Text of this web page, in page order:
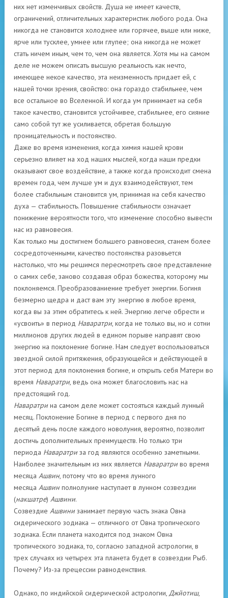
них нет изменчивых свойств. Душа не имеет качеств,
ограничений, отличительных характеристик любого рода. Она
никогда не становится холоднее или горячее, выше или ниже,
ярче или тусклее, умнее или глупее; она никогда не может
стать ничем иным, чем то, чем она является. Хотя мы на самом
деле не можем описать высшую реальность как нечто,
имеющее некое качество, эта неизменность придает ей, с
нашей точки зрения, свойство: она гораздо стабильнее, чем
все остальное во Вселенной. И когда ум принимает на себя
такое качество, становится устойчивее, стабильнее, его сияние
само собой тут же усиливается, обретая большую
проницательность и постоянство.
Даже во время изменения, когда химия нашей крови
серьезно влияет на ход наших мыслей, когда наши предки
оказывают свое воздействие, а также когда происходит смена
времен года, чем лучше ум и дух взаимодействуют, тем
более стабильным становится ум, принимая на себя качество
духа — стабильность. Повышение стабильности означает
понижение вероятности того, что изменение способно вывести
нас из равновесия.
Как только мы достигнем большего равновесия, станем более
сосредоточенными, качество постоянства разовьется
настолько, что мы решимся пересмотреть свое представление
о самих себе, заново создавая образ божества, которому мы
поклоняемся. Преобразованиение требует энергии. Богиня
безмерно щедра и даст вам эту энергию в любое время,
когда вы за этим обратитесь к ней. Энергию легче обрести и
«усвоить» в период Наваратри, когда не только вы, но и сотни
миллионов других людей в едином порыве направят свою
энергию на поклонение богине. Нам следует воспользоваться
звездной силой притяжения, образующейся и действующей в
этот период для поклонения богине, и открыть себя Матери во
время Наваратри, ведь она может благословить нас на
предстоящий год.
Наваратрина самом деле может состояться каждый лунный
месяц. Поклонение Богине в период с первого дня по
десятый день после каждого новолуния, вероятно, позволит
достичь дополнительных преимуществ. Но только три
периода Наваратриза год являются особенно заметными.
Наиболее значительным из них является Наваратриво время
месяца Ашвин, потому что во время лунного
месяца Ашвин полнолуние наступает в лунном созвездии
(накшатре) Ашвини.
Созвездие Ашвинизанимает первую часть знака Овна
сидерического зодиака — отличного от Овна тропического
зодиака. Если планета находится под знаком Овна
тропического зодиака, то, согласно западной астрологии, в
трех случаях из четырех эта планета будет в созвездии Рыб.
Почему? Из-за прецессии равноденствия.
Однако, по индийской сидерической астрологии, Джйотиш,